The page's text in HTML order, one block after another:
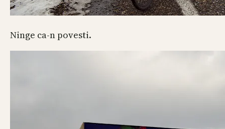
Ninge ca-n povesti.